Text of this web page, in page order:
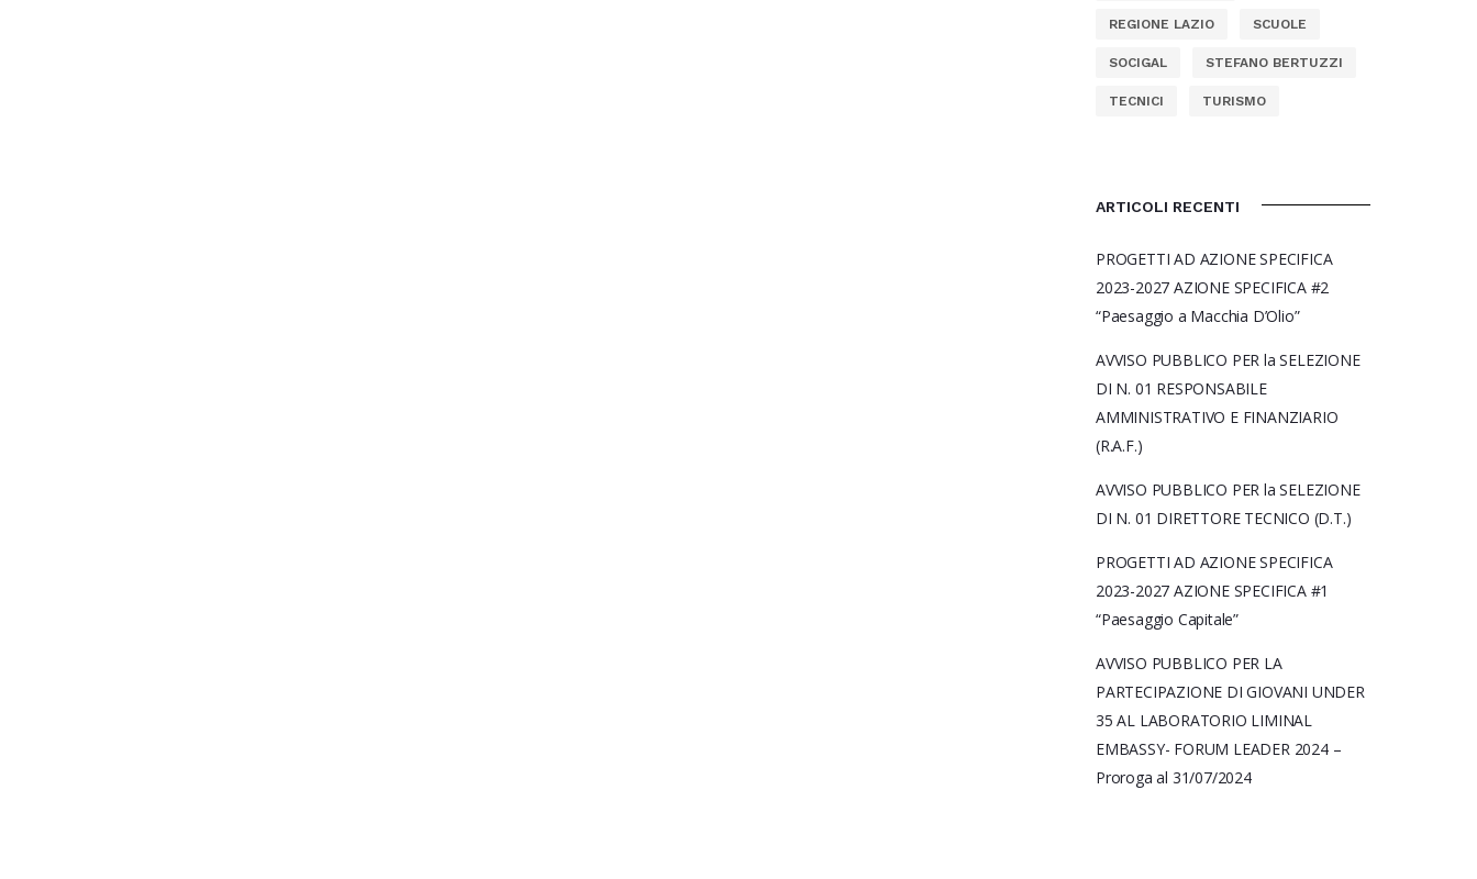
REGIONE LAZIO SCUOLE
SOCIGAL STEFANO BERTUZZI
TECNICI TURISMO
ARTICOLI RECENTI
PROGETTI AD AZIONE SPECIFICA
2023-2027 AZIONE SPECIFICA #2
“Paesaggio a Macchia D’Olio”
AVVISO PUBBLICO PER la SELEZIONE
DI N. 01 RESPONSABILE
AMMINISTRATIVO E FINANZIARIO
(R.A.F.)
AVVISO PUBBLICO PER la SELEZIONE
DI N. 01 DIRETTORE TECNICO (D.T.)
PROGETTI AD AZIONE SPECIFICA
2023-2027 AZIONE SPECIFICA #1
“Paesaggio Capitale”
AVVISO PUBBLICO PER LA
PARTECIPAZIONE DI GIOVANI UNDER
35 AL LABORATORIO LIMINAL
EMBASSY- FORUM LEADER 2024 –
Proroga al 31/07/2024